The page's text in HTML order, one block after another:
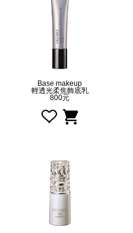
Base makeup
輕透光柔焦飾底乳
800元